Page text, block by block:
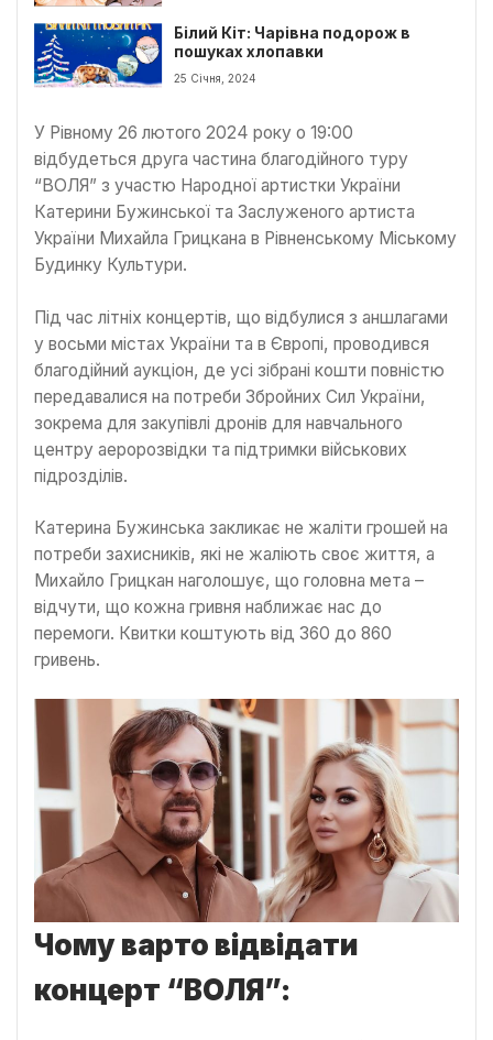
Білий Кіт: Чарівна подорож в
пошуках хлопавки
25 Січня, 2024
У Рівному 26 лютого 2024 року о 19:00
відбудеться друга частина благодійного туру
“ВОЛЯ” з участю Народної артистки України
Катерини Бужинської та Заслуженого артиста
України Михайла Грицкана в Рівненському Міському
Будинку Культури.
Під час літніх концертів, що відбулися з аншлагами
у восьми містах України та в Європі, проводився
благодійний аукціон, де усі зібрані кошти повністю
передавалися на потреби Збройних Сил України,
зокрема для закупівлі дронів для навчального
центру аеророзвідки та підтримки військових
підрозділів.
Катерина Бужинська закликає не жаліти грошей на
потреби захисників, які не жаліють своє життя, а
Михайло Грицкан наголошує, що головна мета –
відчути, що кожна гривня наближає нас до
перемоги. Квитки коштують від 360 до 860
гривень.
Чому варто відвідати
концерт “ВОЛЯ”: